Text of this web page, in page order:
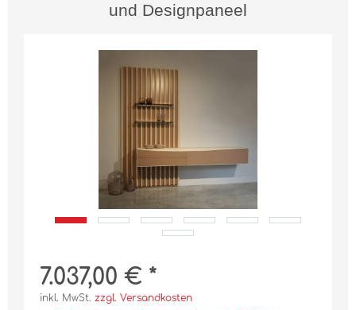
und Designpaneel
7.037,00 € *
inkl. MwSt. zzgl. Versandkosten